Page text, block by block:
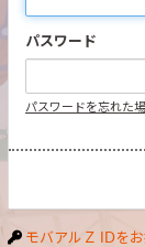
パスワード
パスワードを忘れた
モバアルＺ IDを